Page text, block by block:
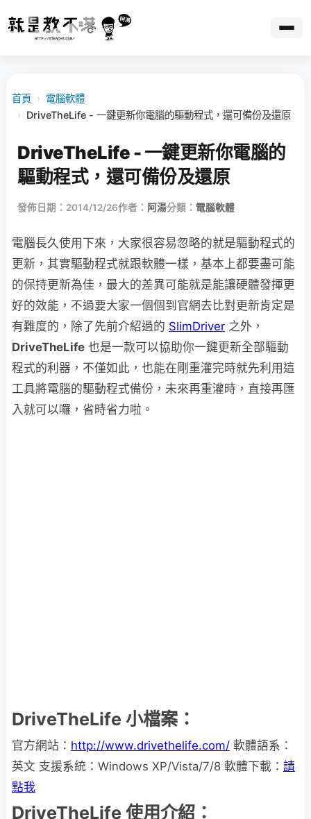
首頁 › 電腦軟體
› DriveTheLife - 一鍵更新你電腦的驅動程式，還可備份及還原
DriveTheLife - 一鍵更新你電腦的
驅動程式，還可備份及還原
發佈日期：2014/12/26作者： 阿湯分類： 電腦軟體
電腦長久使用下來，大家很容易忽略的就是驅動程式的
更新，其實驅動程式就跟軟體一樣，基本上都要盡可能
的保持更新為佳，最大的差異可能就是能讓硬體發揮更
好的效能，不過要大家一個個到官網去比對更新肯定是
有難度的，除了先前介紹過的 SlimDriver 之外，
DriveTheLife 也是一款可以協助你一鍵更新全部驅動
程式的利器，不僅如此，也能在剛重灌完時就先利用這
工具將電腦的驅動程式備份，未來再重灌時，直接再匯
入就可以囉，省時省力啦。
DriveTheLife 小檔案：
官方網站： http://www.drivethelife.com/ 軟體語系：
英文 支援系統：Windows XP/Vista/7/8 軟體下載： 請
點我
DriveTheLife 使用介紹：